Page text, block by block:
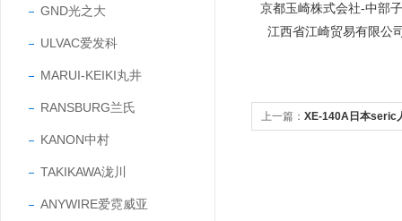
GND光之大
ULVAC爱发科
MARUI-KEIKI丸井
RANSBURG兰氏
KANON中村
TAKIKAWA泷川
ANYWIRE爱霓威亚
京都玉崎株式会社-中部
江西省江崎贸易有限公
上一篇： XE-140A日本seric